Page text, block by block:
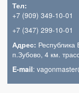
Тел:
+7 (909) 349-10-01
+7 (347) 299-10-01
Адрес:
п.Зубово, 4 км.
E-mail: